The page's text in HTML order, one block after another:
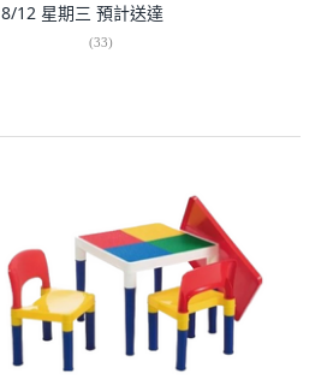
8/12 星期三 預計送達
(33)